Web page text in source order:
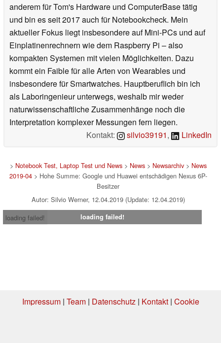
anderem für Tom's Hardware und ComputerBase tätig
und bin es seit 2017 auch für Notebookcheck. Mein
aktueller Fokus liegt insbesondere auf Mini-PCs und auf
Einplatinenrechnern wie dem Raspberry Pi – also
kompakten Systemen mit vielen Möglichkeiten. Dazu
kommt ein Faible für alle Arten von Wearables und
insbesondere für Smartwatches. Hauptberuflich bin ich
als Laboringenieur unterwegs, weshalb mir weder
naturwissenschaftliche Zusammenhänge noch die
Interpretation komplexer Messungen fern liegen.
Kontakt:
silvio39191, LinkedIn
> Notebook Test, Laptop Test und News> News> Newsarchiv> News
2019-04> Hohe Summe: Google und Huawei entschädigen Nexus 6P-
Besitzer
Autor: Silvio Werner, 12.04.2019 (Update: 12.04.2019)
loading failed!
loading failed!
Impressum| Team| Datenschutz| Kontakt| Cookie